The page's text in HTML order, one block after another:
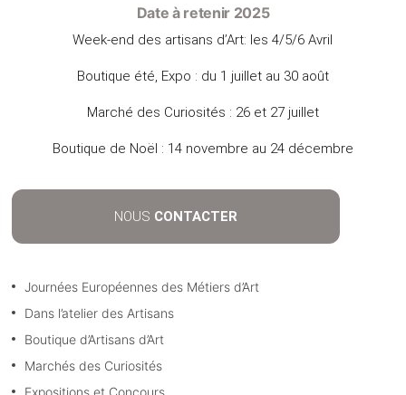
Date à retenir 2025
Week-end des artisans d’Art: les 4/5/6 Avril
Boutique été, Expo : du 1 juillet au 30 août
Marché des Curiosités : 26 et 27 juillet
Boutique de Noël : 14 novembre au 24 décembre
NOUS CONTACTER
Journées Européennes des Métiers d’Art
Dans l’atelier des Artisans
Boutique d’Artisans d’Art
Marchés des Curiosités
Expositions et Concours